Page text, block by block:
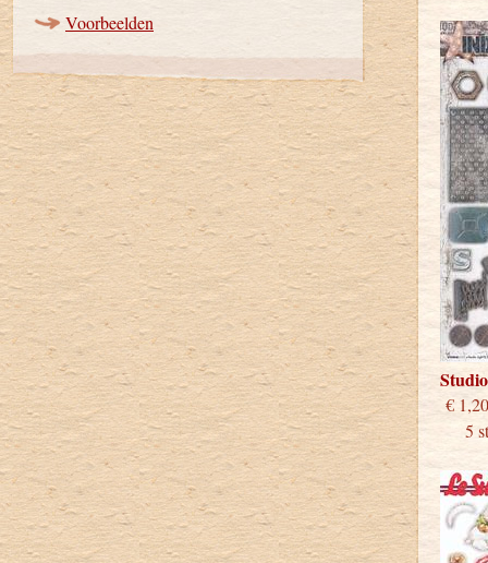
Voorbeelden
5